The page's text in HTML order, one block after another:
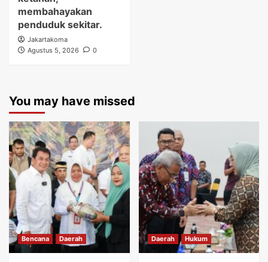
membahayakan
penduduk sekitar.
Jakartakoma
Agustus 5, 2026
0
You may have missed
Bencana Daerah Daerah Hukum